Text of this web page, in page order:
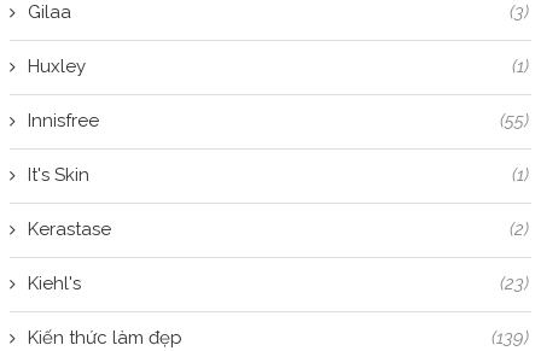
Gilaa (3)
Huxley (1)
Innisfree (55)
It's Skin (1)
Kerastase (2)
Kiehl's (23)
Kiến thức làm đẹp (139)